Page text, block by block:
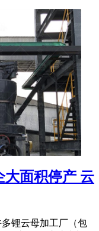
面积停产 云
锂云母加工厂（包